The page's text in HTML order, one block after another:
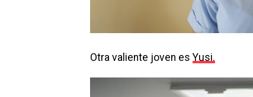
Otra valiente joven esYusi.